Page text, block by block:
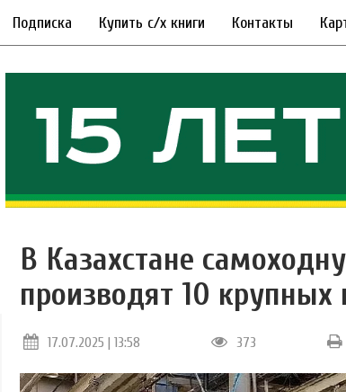
Подписка Купить с/х книги Контакты
В Казахстане
производят 10 крупных
17.07.2025 | 13:58 373